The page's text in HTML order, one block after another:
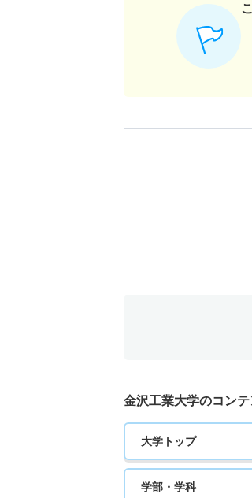
金沢工業大学のコン
大学トップ
学部・学科